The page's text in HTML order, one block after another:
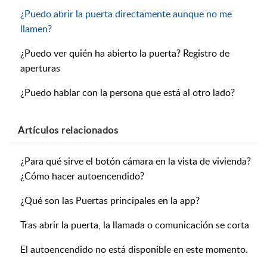
¿Puedo abrir la puerta directamente aunque no me
llamen?
¿Puedo ver quién ha abierto la puerta? Registro de
aperturas
¿Puedo hablar con la persona que está al otro lado?
Artículos relacionados
¿Para qué sirve el botón cámara en la vista de vivienda?
¿Cómo hacer autoencendido?
¿Qué son las Puertas principales en la app?
Tras abrir la puerta, la llamada o comunicación se corta
El autoencendido no está disponible en este momento.